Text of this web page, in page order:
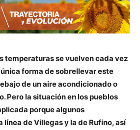
temperaturas se vuelven cada vez
forma de sobrellevar este
de un aire acondicionado o
Pero la situación en los pueblos
porque algunos
línea de Villegas y la de Rufino, así